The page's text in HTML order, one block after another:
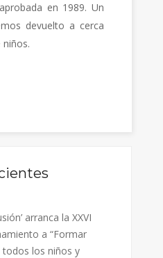
en 1989. Un
devuelto a cerca
arranca la XXVI
a “Formar
todos los niños y